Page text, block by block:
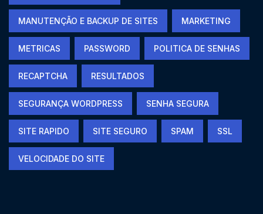
MANUTENÇÃO E BACKUP DE SITES MARKETING
METRICAS PASSWORD POLITICA DE SENHAS
RECAPTCHA RESULTADOS
SEGURANÇA WORDPRESS SENHA SEGURA
SITE RAPIDO SITE SEGURO SPAM SSL
VELOCIDADE DO SITE